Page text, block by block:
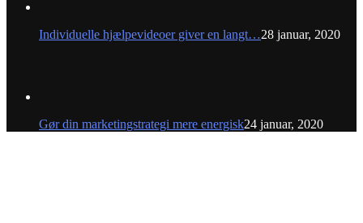
Individuelle hjælpevideoer giver en langt…28 januar, 2020
Gør din marketingstrategi mere energisk24 januar, 2020